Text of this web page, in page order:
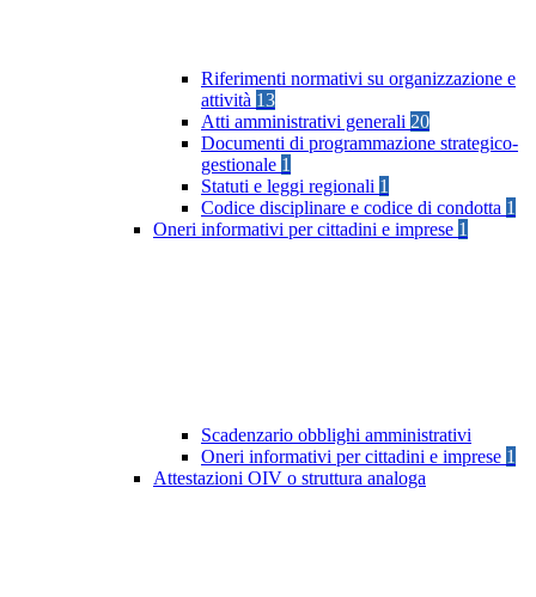
Riferimenti normativi su organizzazione e
attività 13
Atti amministrativi generali 20
Documenti di programmazione strategico-
gestionale 1
Statuti e leggi regionali 1
Codice disciplinare e codice di condotta 1
Oneri informativi per cittadini e imprese 1
Scadenzario obblighi amministrativi
Oneri informativi per cittadini e imprese 1
Attestazioni OIV o struttura analoga